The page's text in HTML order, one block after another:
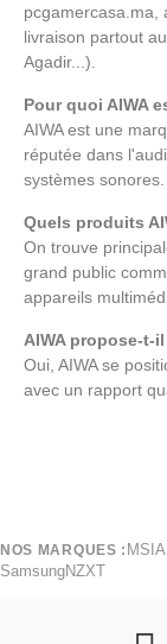
pcgamercasa.ma,
livraison partout
Agadir...).
Pour quoi AIWA
AIWA est une
réputée dans
systèmes sonores.
Quels produits
On trouve
grand public
appareils
AIWA propose-t-
Oui, AIWA se
avec un rapport
NOS MARQUES : MSI
SamsungNZXT